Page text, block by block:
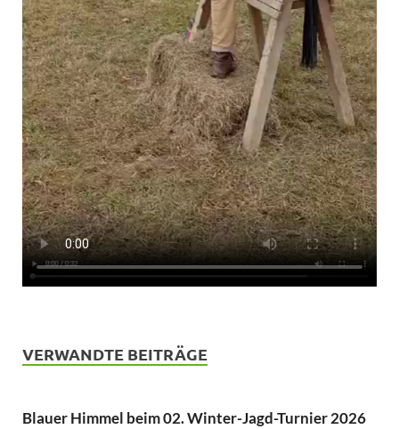
VERWANDTE BEITRÄGE
Blauer Himmel beim 02. Winter-Jagd-Turnier 2026